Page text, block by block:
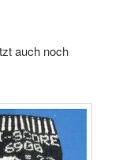
auch noch